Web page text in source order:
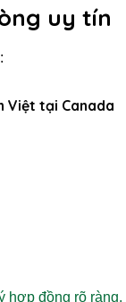
uy tín
Việt tại Canada
hợp đồng rõ ràng.